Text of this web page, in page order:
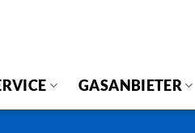
GASANBIETER